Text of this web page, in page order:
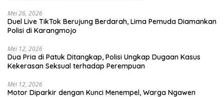
Mei 26, 2026
Duel Live TikTok Berujung Berdarah, Lima Pemuda Diamankan
Polisi di Karangmojo
Mei 12, 2026
Dua Pria di Patuk Ditangkap, Polisi Ungkap Dugaan Kasus
Kekerasan Seksual terhadap Perempuan
Mei 12, 2026
Motor Diparkir dengan Kunci Menempel, Warga Ngawen